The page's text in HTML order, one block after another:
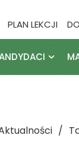
PLAN LEKCJI